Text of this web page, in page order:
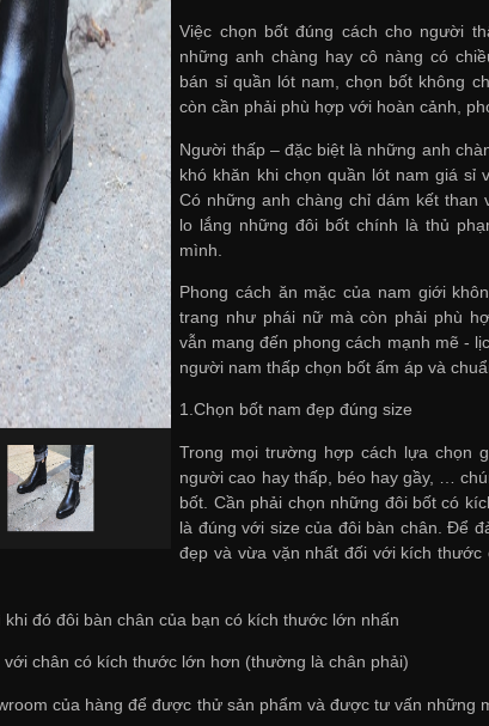
Việc chọn bốt đúng cách cho người
những anh chàng hay cô nàng có
bán sỉ quần lót nam, chọn bốt không
còn cần phải phù hợp với hoàn cảnh,
Người thấp – đặc biệt là những anh
khó khăn khi chọn quần lót nam giá sỉ
Có những anh chàng chỉ dám kết
lo lắng những đôi bốt chính là thủ
mình.
Phong cách ăn mặc của nam giới
trang như phái nữ mà còn phải phù
vẫn mang đến phong cách mạnh mẽ -
người nam thấp chọn bốt ấm áp và
1.Chọn bốt nam đẹp đúng size
Trong mọi trường hợp cách lựa chọn
người cao hay thấp, béo hay gầy, …
bốt. Cần phải chọn những đôi bốt có
là đúng với size của đôi bàn chân. Để
đẹp và vừa vặn nhất đối với kích
đó đôi bàn chân của bạn có kích thước lớn nhấn
chân có kích thước lớn hơn (thường là chân phải)
của hàng để được thử sản phẩm và được tư vấn những